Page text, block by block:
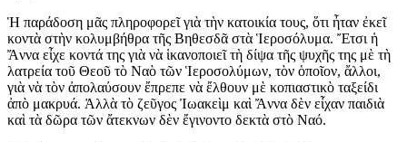
Ἡ παράδοση μᾶς πληροφορεῖ γιὰ τὴν κατοικία τους, ὅτι ἦταν ἐκεῖ
κοντὰ στὴν κολυμβήθρα τῆς Βηθεσδᾶ στὰ Ἱεροσόλυμα. Ἔτσι ἡ
Ἄννα εἶχε κοντά της γιὰ νὰ ἱκανοποιεῖ τὴ δίψα τῆς ψυχῆς της μὲ τὴ
λατρεία τοῦ Θεοῦ τὸ Ναὸ τῶν Ἱεροσολύμων, τὸν ὁποῖον, ἄλλοι,
γιὰ νὰ τὸν ἀπολαύσουν ἔπρεπε νὰ ἔλθουν μὲ κοπιαστικὸ ταξείδι
ἀπὸ μακρυά. Ἀλλὰ τὸ ζεῦγος Ἰωακεὶμ καὶ Ἄννα δὲν εἶχαν παιδιὰ
καὶ τὰ δῶρα τῶν ἄτεκνων δὲν ἔγινοντο δεκτὰ στὸ Ναό.